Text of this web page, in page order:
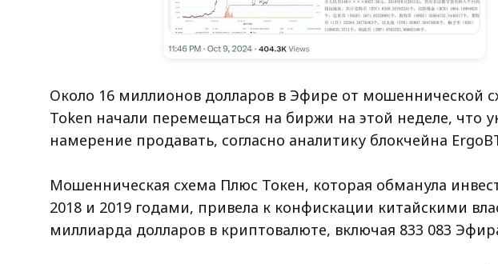
Около 16 миллионов долларов в Эфире от мошеннической
Token начали перемещаться на биржи на этой неделе, что
намерение продавать, согласно аналитику блокчейна
Мошенническая схема Плюс Токен, которая обманула
2018 и 2019 годами, привела к конфискации китайскими
миллиарда долларов в криптовалюте, включая 833 083